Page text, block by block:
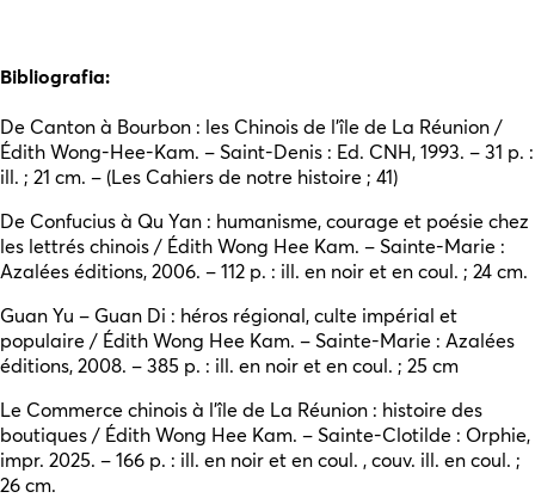
Bibliografia:
De Canton à Bourbon : les Chinois de l’île de La Réunion /
Édith Wong-Hee-Kam. – Saint-Denis : Ed. CNH, 1993. – 31 p. :
ill. ; 21 cm. – (Les Cahiers de notre histoire ; 41)
De Confucius à Qu Yan : humanisme, courage et poésie chez
les lettrés chinois / Édith Wong Hee Kam. – Sainte-Marie :
Azalées éditions, 2006. – 112 p. : ill. en noir et en coul. ; 24 cm.
Guan Yu – Guan Di : héros régional, culte impérial et
populaire / Édith Wong Hee Kam. – Sainte-Marie : Azalées
éditions, 2008. – 385 p. : ill. en noir et en coul. ; 25 cm
Le Commerce chinois à l’île de La Réunion : histoire des
boutiques / Édith Wong Hee Kam. – Sainte-Clotilde : Orphie,
impr. 2025. – 166 p. : ill. en noir et en coul. , couv. ill. en coul. ;
26 cm.